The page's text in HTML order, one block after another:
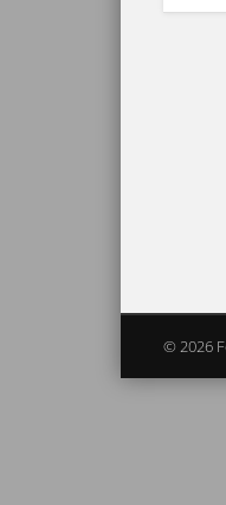
© 2026